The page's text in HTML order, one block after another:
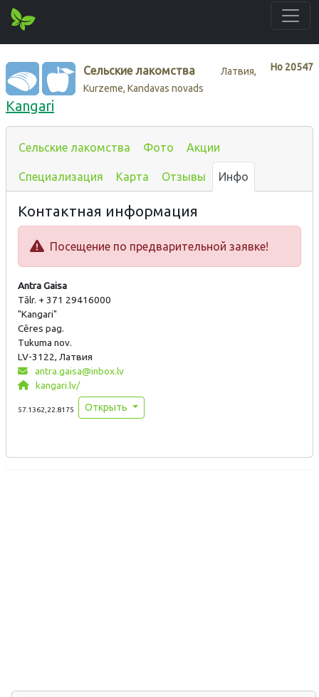
Нo 20547
Сельские лакомства
Латвия,
Kurzeme, Kandavas novads
Kangari
Сельские лакомства Фото Акции
Специализация Карта Отзывы Инфо
Контактная информация
Посещение по предварительной заявке!
Antra Gaisa
Tālr. + 371 29416000
"Kangari"
Cēres pag.
Tukuma nov.
LV-3122, Латвия
antra.gaisa@inbox.lv
kangari.lv/
57.1362,22.8175 Открыть